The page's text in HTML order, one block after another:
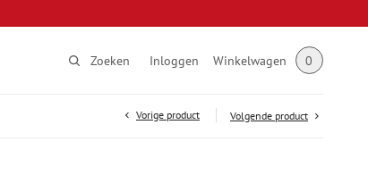
Zoeken Inloggen Winkelwagen 0
Vorige product Volgende product